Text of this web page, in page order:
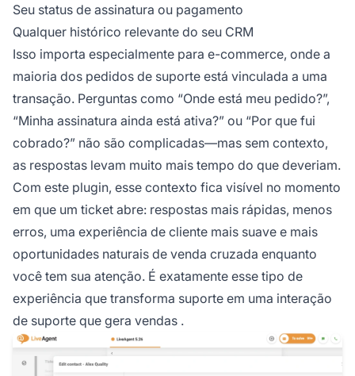
Seu status de assinatura ou pagamento
Qualquer histórico relevante do seu CRM
Isso importa especialmente para e-commerce, onde a
maioria dos pedidos de suporte está vinculada a uma
transação. Perguntas como “Onde está meu pedido?”,
“Minha assinatura ainda está ativa?” ou “Por que fui
cobrado?” não são complicadas—mas sem contexto,
as respostas levam muito mais tempo do que deveriam.
Com este plugin, esse contexto fica visível no momento
em que um ticket abre: respostas mais rápidas, menos
erros, uma experiência de cliente mais suave e mais
oportunidades naturais de venda cruzada enquanto
você tem sua atenção. É exatamente esse tipo de
experiência que transforma suporte em uma interação
de suporte que gera vendas .